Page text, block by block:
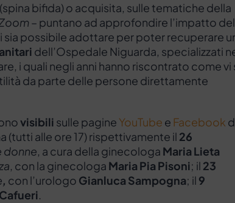
bifida) o acquisita, sulle tematiche della
– puntano ad approfondire l’impatto
sia possibile adottare per poter recuperare
dell’Ospedale Niguarda, specializzati
i quali negli anni hanno riscontrato come vi
da parte delle persone direttamente
visibili sulle pagine YouTube e Facebook
(tutti alle ore 17) rispettivamente il 26
donne, a cura della ginecologa Maria Lieta
, con la ginecologa Maria Pia Pisoni; il 23
, con l’urologo Gianluca Sampogna; il 9
.